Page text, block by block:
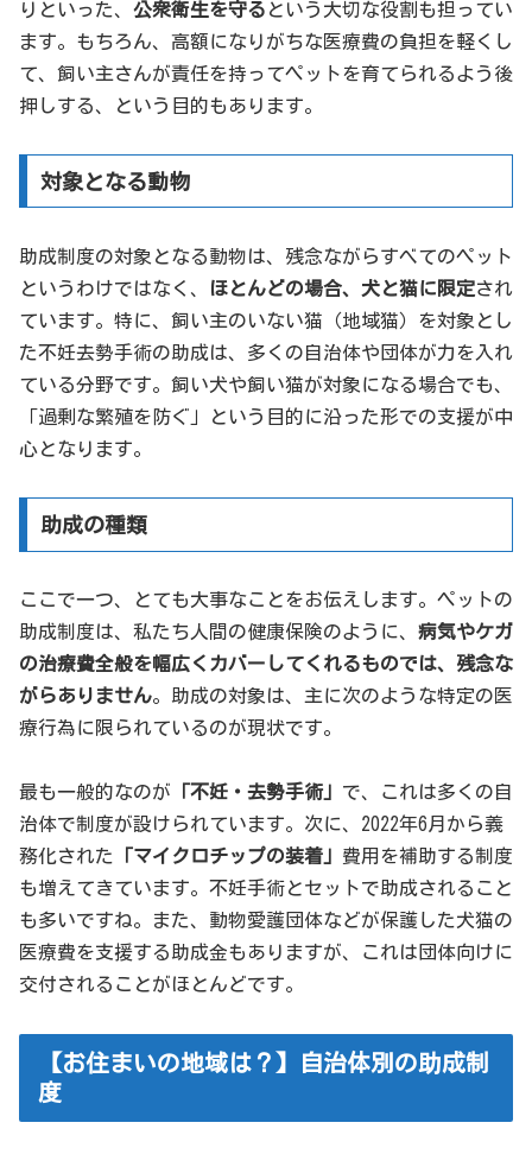
りといった、 公衆衛生を守る という大切な役割も担ってい
ます。もちろん、高額になりがちな医療費の負担を軽くし
て、飼い主さんが責任を持ってペットを育てられるよう後
押しする、という目的もあります。
対象となる動物
助成制度の対象となる動物は、残念ながらすべてのペット
というわけではなく、
ほとんどの場合、犬と猫に限定され
ています。特に、飼い主のいない猫（地域猫）を対象とし
た不妊去勢手術の助成は、多くの自治体や団体が力を入れ
ている分野です。飼い犬や飼い猫が対象になる場合でも、
「過剰な繁殖を防ぐ」という目的に沿った形での支援が中
心となります。
助成の種類
ここで一つ、とても大事なことをお伝えします。ペットの
助成制度は、私たち人間の健康保険のように、 病気やケガ
の治療費全般を幅広くカバーしてくれるものでは、残念な
がらありません。助成の対象は、主に次のような特定の医
療行為に限られているのが現状です。
最も一般的なのが 「不妊・去勢手術」 で、これは多くの自
治体で制度が設けられています。次に、2022年6月から義
務化された
「マイクロチップの装着」 費用を補助する制度
も増えてきています。不妊手術とセットで助成されること
も多いですね。また、動物愛護団体などが保護した犬猫の
医療費を支援する助成金もありますが、これは団体向けに
交付されることがほとんどです。
【お住まいの地域は？】自治体別の助成制
度